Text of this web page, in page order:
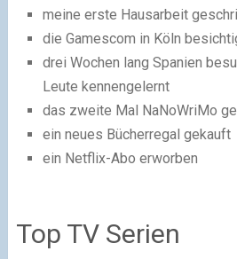
meine erste Hausarbeit
die Gamescom in Köln
drei Wochen lang Spanien
Leute kennengelernt
das zweite Mal NaNoWriMo
ein neues Bücherregal gekauft
ein Netflix-Abo erworben
Top TV Serien